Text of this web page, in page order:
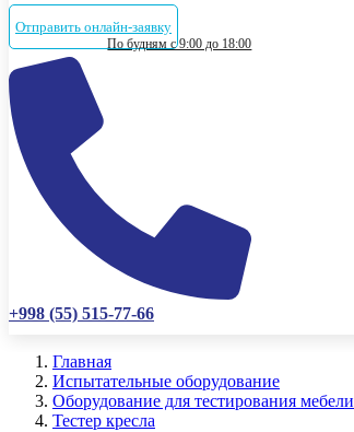
Отправить онлайн-заявку
По будням с 9:00 до 18:00
+998 (55) 515-77-66
Главная
Испытательные оборудование
Оборудование для тестирования мебели
Тестер кресла